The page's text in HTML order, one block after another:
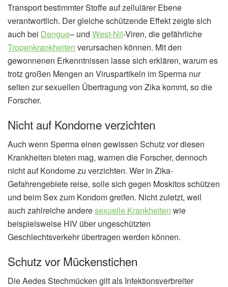
Transport bestimmter Stoffe auf zellulärer Ebene
verantwortlich. Der gleiche schützende Effekt zeigte sich
auch bei Dengue– und West-Nil-Viren, die gefährliche
Tropenkrankheiten verursachen können. Mit den
gewonnenen Erkenntnissen lasse sich erklären, warum es
trotz großen Mengen an Viruspartikeln im Sperma nur
selten zur sexuellen Übertragung von Zika kommt, so die
Forscher.
Nicht auf Kondome verzichten
Auch wenn Sperma einen gewissen Schutz vor diesen
Krankheiten bieten mag, warnen die Forscher, dennoch
nicht auf Kondome zu verzichten. Wer in Zika-
Gefahrengebiete reise, solle sich gegen Moskitos schützen
und beim Sex zum Kondom greifen. Nicht zuletzt, weil
auch zahlreiche anderesexuelle Krankheiten wie
beispielsweise HIV über ungeschützten
Geschlechtsverkehr übertragen werden können.
Schutz vor Mückenstichen
Die Aedes Stechmücken gilt als Infektionsverbreiter